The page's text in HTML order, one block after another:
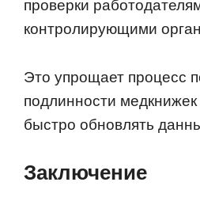
проверки
контролирующими
Это упрощает процесс
подлинности медкнижек
быстро обновлять
Заключение